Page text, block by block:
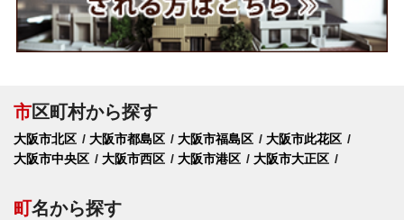
市区町村から探す
大阪市北区 大阪市都島区 大阪市福島区
大阪市此花区
大阪市中央区
大阪市西区 大阪市港区 大阪市大正区
町名から探す